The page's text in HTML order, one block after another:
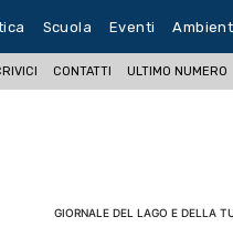
Scuola Eventi
CONTATTI ULTIMO NUMERO
GIORNALE DEL LAGO E DELLA